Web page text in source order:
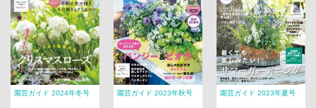
園芸ガイド 2024年冬号 園芸ガイド 2023年秋号 園芸ガイド 2023年夏号